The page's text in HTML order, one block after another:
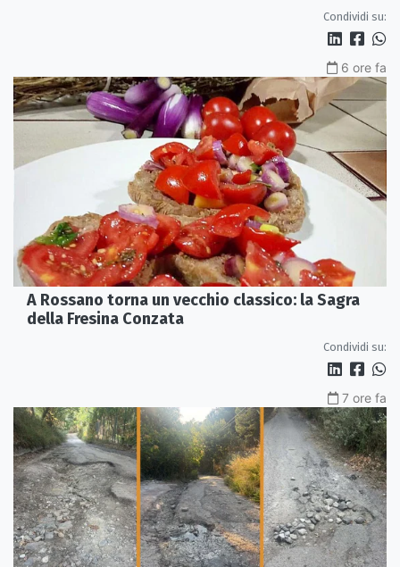
Condividi su:
6 ore fa
A Rossano torna un vecchio classico: la Sagra
della Fresina Conzata
Condividi su:
7 ore fa